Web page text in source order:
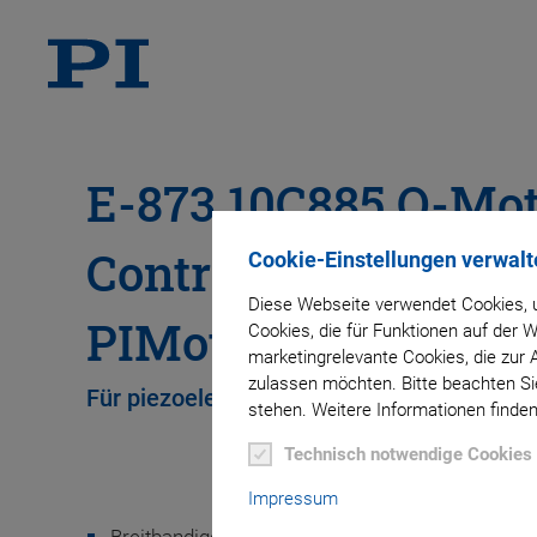
Cookie-Einstellungen
Diese Webseite verwendet
Cookies, die für Funktionen auf der
marketingrelevante Cookies, die
zulassen möchten. Bitte beachten
stehen. Weitere Informationen
Technisch notwendige Cookies
Impressum
E-873.10C885 Q-
Controller-Modul
PIMotionMaster
Für piezoelektrische Trägheitsantriebe, 1